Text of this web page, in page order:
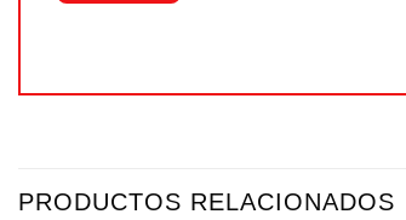
PRODUCTOS RELACIONADOS